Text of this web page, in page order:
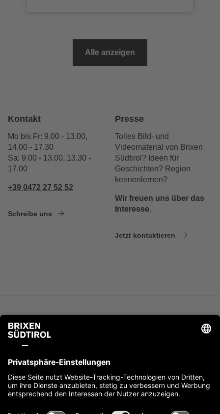
Alle anzeigen
Kontakt
Mo bis Fr: 9.00 - 13.00,
14.00 - 17.30
Sa: 9.00 - 13.00, 13.30 -
17.00
+39 0472 27 52 52
Schreibe uns
Presse
Tolles Bild- und
Videomaterial von Brixen
Südtirol? Ideen für
Geschichten? Region
kennenlernen?
Wir freuen uns über das
Interesse.
Jetzt kontaktieren
Impressum
IT00397760216
site by